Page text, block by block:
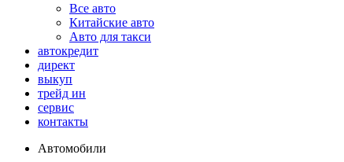
Все авто
Китайские авто
Авто для такси
автокредит
директ
выкуп
трейд ин
сервис
контакты
Автомобили